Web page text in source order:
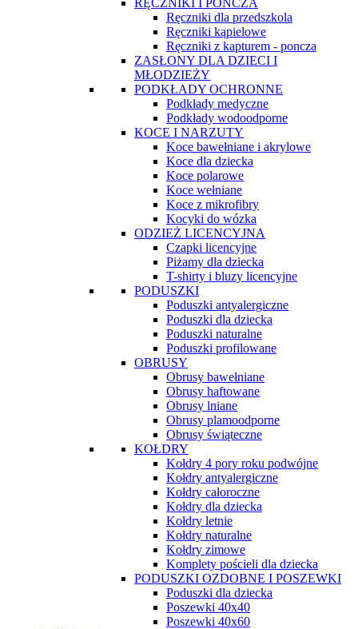
RĘCZNIKI I PONCZA
Ręczniki dla przedszkola
Ręczniki kąpielowe
Ręczniki z kapturem - poncza
ZASŁONY DLA DZIECI I
MŁODZIEŻY
PODKŁADY OCHRONNE
Podkłady medyczne
Podkłady wodoodporne
KOCE I NARZUTY
Koce bawełniane i akrylowe
Koce dla dziecka
Koce polarowe
Koce wełniane
Koce z mikrofibry
Kocyki do wózka
ODZIEŻ LICENCYJNA
Czapki licencyjne
Piżamy dla dziecka
T-shirty i bluzy licencyjne
PODUSZKI
Poduszki antyalergiczne
Poduszki dla dziecka
Poduszki naturalne
Poduszki profilowane
OBRUSY
Obrusy bawełniane
Obrusy haftowane
Obrusy lniane
Obrusy plamoodporne
Obrusy świąteczne
KOŁDRY
Kołdry 4 pory roku podwójne
Kołdry antyalergiczne
Kołdry całoroczne
Kołdry dla dziecka
Kołdry letnie
Kołdry naturalne
Kołdry zimowe
Komplety pościeli dla dziecka
PODUSZKI OZDOBNE I POSZEWKI
Poduszki dla dziecka
Poszewki 40x40
Poszewki 40x60